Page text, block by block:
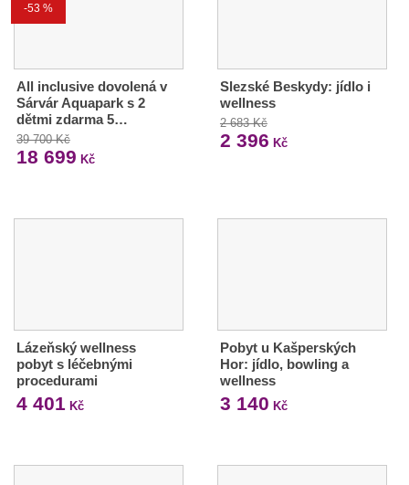
-53 %
All inclusive dovolená v
Sárvár Aquapark s 2
dětmi zdarma 5…
39 700 Kč
18 699 Kč
Slezské Beskydy: jídlo i
wellness
2 683 Kč
2 396 Kč
Lázeňský wellness
pobyt s léčebnými
procedurami
4 401 Kč
Pobyt u Kašperských
Hor: jídlo, bowling a
wellness
3 140 Kč